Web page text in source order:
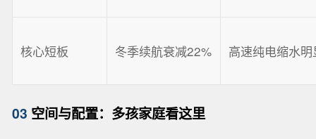
核心短板 冬季续航衰减22% 高速纯电缩水明
03 空间与配置：多孩家庭看这里